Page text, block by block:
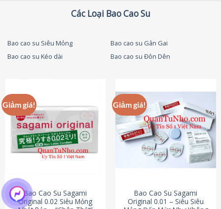
thể.
tùy
thể
được
chọn
trên
trang
sản
phẩm
Các Loại Bao Cao Su
Bao cao su Siêu Mỏng
Bao cao su Gân Gai
Bao cao su Kéo dài
Bao cao su Đôn Dên
Giảm giá!
Bao Cao Su Sagami
Original 0.02 Siêu Mỏng
Giảm giá!
Bao Cao Su Sagami
Original 0.01 – Siêu Siêu